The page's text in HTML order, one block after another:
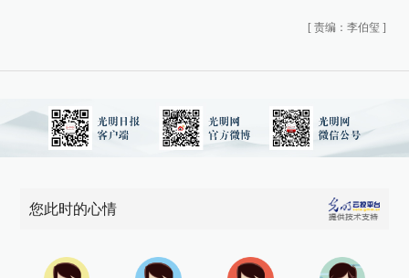
[ 责编：李伯玺 ]
您此时的心情